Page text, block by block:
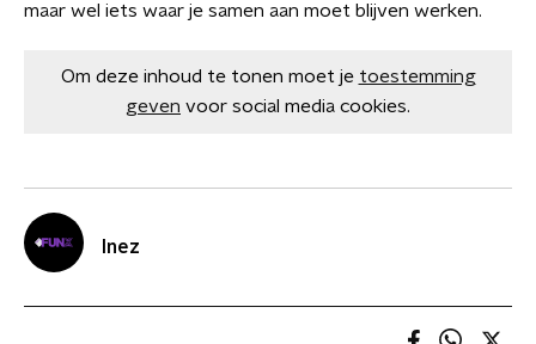
maar wel iets waar je samen aan moet blijven werken.
Om deze inhoud te tonen moet je toestemming
geven voor social media cookies.
Inez